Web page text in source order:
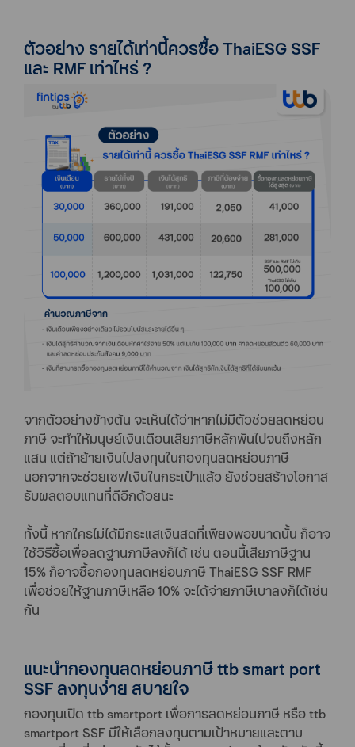
ตัวอย่าง รายได้เท่านี้ควรซื้อ ThaiESG SSF
และ RMF เท่าไหร่ ?
จากตัวอย่างข้างต้น จะเห็นได้ว่าหากไม่มีตัวช่วยลดหย่อน
ภาษี จะทำให้มนุษย์เงินเดือนเสียภาษีหลักพันไปจนถึงหลัก
แสน แต่ถ้าย้ายเงินไปลงทุนในกองทุนลดหย่อนภาษี
นอกจากจะช่วยเซฟเงินในกระเป๋าแล้ว ยังช่วยสร้างโอกาส
รับผลตอบแทนที่ดีอีกด้วยนะ
ทั้งนี้ หากใครไม่ได้มีกระแสเงินสดที่เพียงพอขนาดนั้น ก็อาจ
ใช้วิธีซื้อเพื่อลดฐานภาษีลงก็ได้ เช่น ตอนนี้เสียภาษีฐาน
15% ก็อาจซื้อกองทุนลดหย่อนภาษี ThaiESG SSF RMF
เพื่อช่วยให้ฐานภาษีเหลือ 10% จะได้จ่ายภาษีเบาลงก็ได้เช่น
กัน
แนะนำกองทุนลดหย่อนภาษี ttb smart port
SSF ลงทุนง่าย สบายใจ
กองทุนเปิด ttb smartport เพื่อการลดหย่อนภาษี หรือ ttb
smartport SSF มีให้เลือกลงทุนตามเป้าหมายและตาม